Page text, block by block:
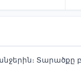
Տարածքը